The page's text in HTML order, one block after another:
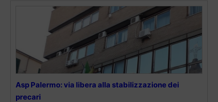
Asp Palermo: via libera alla stabilizzazione dei
precari